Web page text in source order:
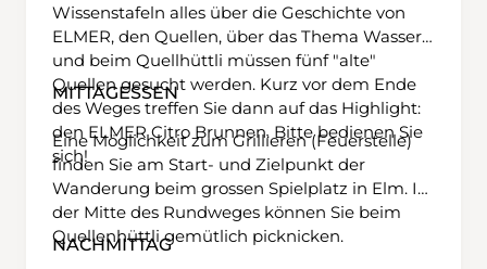
Wissenstafeln alles über die Geschichte von
ELMER, den Quellen, über das Thema Wasser
und beim Quellhüttli müssen fünf "alte"
Quellen gesucht werden. Kurz vor dem Ende
des Weges treffen Sie dann auf das Highlight:
den ELMER Citro Brunnen. Bitte bedienen Sie
sich!
MITTAGESSEN
Eine Möglichkeit zum Grillieren (Feuerstelle)
finden Sie am Start- und Zielpunkt der
Wanderung beim grossen Spielplatz in Elm. In
der Mitte des Rundweges können Sie beim
Quellenhüttli gemütlich picknicken.
NACHMITTAG